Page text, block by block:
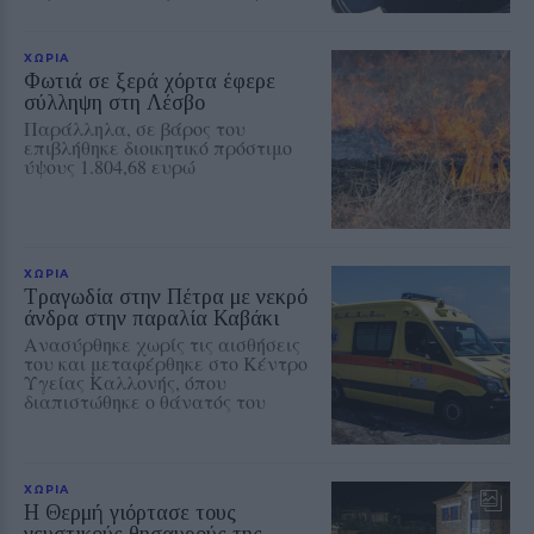
ΧΩΡΙΑ
Φωτιά σε ξερά χόρτα έφερε
σύλληψη στη Λέσβο
Παράλληλα, σε βάρος του
επιβλήθηκε διοικητικό πρόστιμο
ύψους 1.804,68 ευρώ
ΧΩΡΙΑ
Τραγωδία στην Πέτρα με νεκρό
άνδρα στην παραλία Καβάκι
Ανασύρθηκε χωρίς τις αισθήσεις
του και μεταφέρθηκε στο Κέντρο
Υγείας Καλλονής, όπου
διαπιστώθηκε ο θάνατός του
ΧΩΡΙΑ
Η Θερμή γιόρτασε τους